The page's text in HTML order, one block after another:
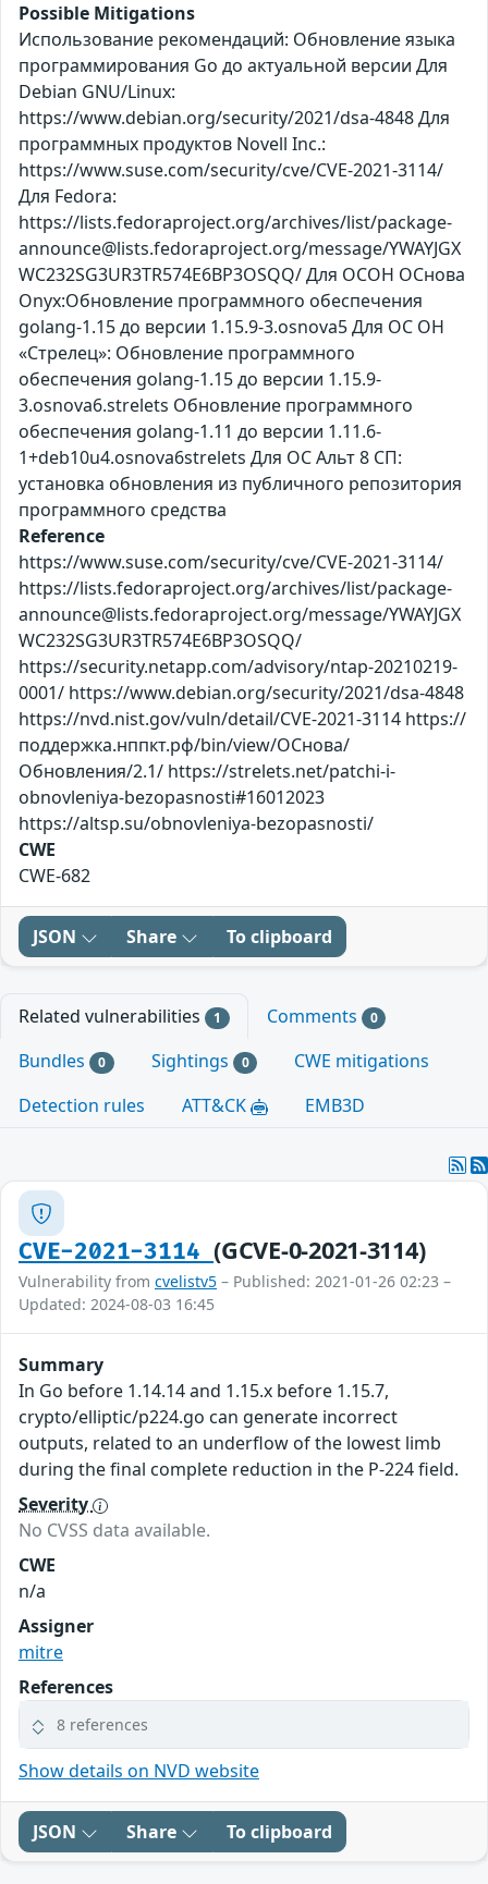
Possible Mitigations
Использование рекомендаций: Обновление языка
программирования Go до актуальной версии Для
Debian GNU/Linux:
https://www.debian.org/security/2021/dsa-4848 Для
программных продуктов Novell Inc.:
https://www.suse.com/security/cve/CVE-2021-3114/
Для Fedora:
https://lists.fedoraproject.org/archives/list/package-
announce@lists.fedoraproject.org/message/YWAYJGX
WC232SG3UR3TR574E6BP3OSQQ/ Для ОСОН ОСнова
Оnyx:Обновление программного обеспечения
golang-1.15 до версии 1.15.9-3.osnova5 Для ОС ОН
«Стрелец»: Обновление программного
обеспечения golang-1.15 до версии 1.15.9-
3.osnova6.strelets Обновление программного
обеспечения golang-1.11 до версии 1.11.6-
1+deb10u4.osnova6strelets Для ОС Альт 8 СП:
установка обновления из публичного репозитория
программного средства
Reference
https://www.suse.com/security/cve/CVE-2021-3114/
https://lists.fedoraproject.org/archives/list/package-
announce@lists.fedoraproject.org/message/YWAYJGX
WC232SG3UR3TR574E6BP3OSQQ/
https://security.netapp.com/advisory/ntap-20210219-
0001/ https://www.debian.org/security/2021/dsa-4848
https://nvd.nist.gov/vuln/detail/CVE-2021-3114 https://
поддержка.нппкт.рф/bin/view/ОСнова/
Обновления/2.1/ https://strelets.net/patchi-i-
obnovleniya-bezopasnosti#16012023
https://altsp.su/obnovleniya-bezopasnosti/
CWE
CWE-682
JSON Share To clipboard
Related vulnerabilities 1 Comments 0
Bundles 0 Sightings 0
CWE mitigations
Detection rules
ATT&CK EMB3D
CVE-2021-3114(GCVE-0-2021-3114)
Vulnerability from cvelistv5 – Published: 2021-01-26 02:23 –
Updated: 2024-08-03 16:45
Summary
In Go before 1.14.14 and 1.15.x before 1.15.7,
crypto/elliptic/p224.go can generate incorrect
outputs, related to an underflow of the lowest limb
during the final complete reduction in the P-224 field.
Severity
No CVSS data available.
CWE
n/a
Assigner
mitre
References
8 references
Show details on NVD website
JSON Share To clipboard